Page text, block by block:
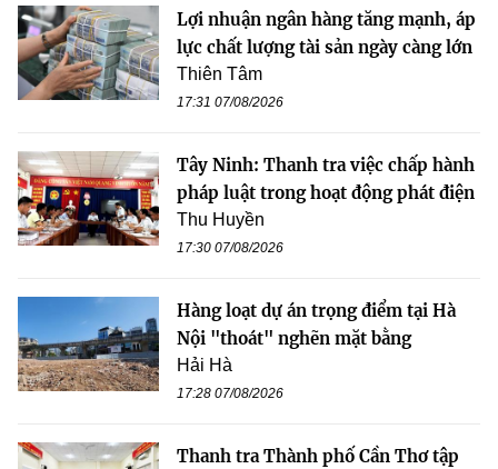
Lợi nhuận ngân hàng tăng mạnh, áp
lực chất lượng tài sản ngày càng lớn
Thiên Tâm
17:31 07/08/2026
Tây Ninh: Thanh tra việc chấp hành
pháp luật trong hoạt động phát điện
Thu Huyền
17:30 07/08/2026
Hàng loạt dự án trọng điểm tại Hà
Nội "thoát" nghẽn mặt bằng
Hải Hà
17:28 07/08/2026
Thanh tra Thành phố Cần Thơ tập